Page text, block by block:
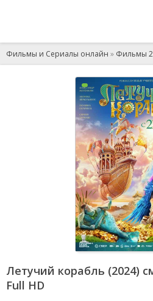
Фильмы и Сериалы онлайн » Фильмы
Летучий корабль (2024)
Full HD